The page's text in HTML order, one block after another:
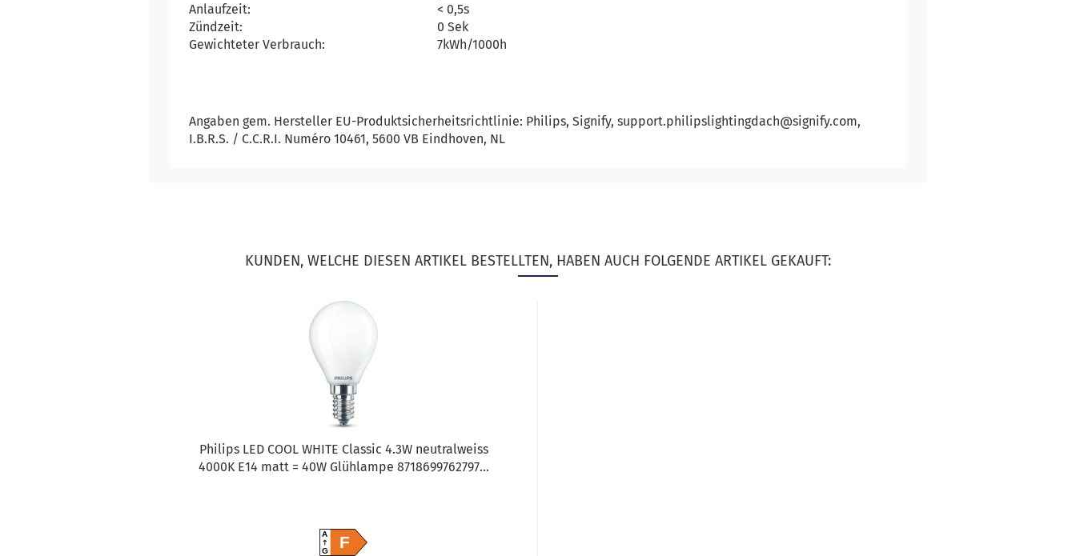
Anlaufzeit:
< 0,5s
Zündzeit:
0 Sek
Gewichteter Verbrauch:
7kWh/1000h
Angaben gem. Hersteller EU-Produktsicherheitsrichtlinie: Philips, Signify, support.philipslightingdach@signify.com,
I.B.R.S. / C.C.R.I. Numéro 10461, 5600 VB Eindhoven, NL
KUNDEN, WELCHE DIESEN ARTIKEL BESTELLTEN, HABEN AUCH FOLGENDE ARTIKEL GEKAUFT:
Philips LED COOL WHITE Classic 4.3W neutralweiss
4000K E14 matt = 40W Glühlampe 8718699762797...
A
GF